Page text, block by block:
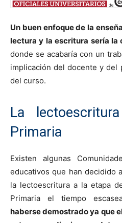
Un buen enfoque de la
lectura y la escritura sería la
donde se acabaría con un
implicación del docente y del
del curso.
La
Primaria
Existen algunas
educativos que han decidido
la lectoescritura a la etapa
Primaria el tiempo
haberse demostrado ya que